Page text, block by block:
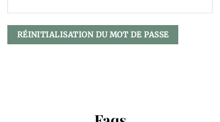
RÉINITIALISATION DU MOT DE PASSE